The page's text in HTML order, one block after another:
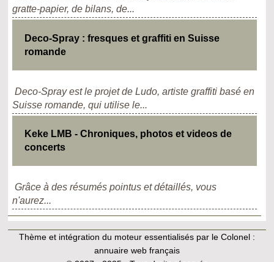
gratte-papier, de bilans, de...
Deco‑Spray : fresques et graffiti en Suisse
romande
Deco-Spray est le projet de Ludo, artiste graffiti basé en
Suisse romande, qui utilise le...
Keke LMB - Chroniques, photos et videos de
concerts
Grâce à des résumés pointus et détaillés, vous
n'aurez...
Thème et intégration du moteur essentialisés par le Colonel :
annuaire web français